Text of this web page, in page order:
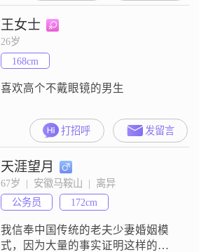
王女士
26岁
168cm
喜欢高个不戴眼镜的男生
打招呼 发留言
天涯望月
67岁  |  安徽马鞍山  |  离异
公务员
172cm
我信奉中国传统的老夫少妻婚姻模
式，因为大量的事实证明这样的婚